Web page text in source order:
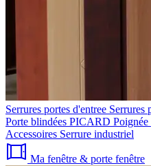
Serrures portes d'entree Serrures
Porte blindées PICARD
Accessoires Serrure industriel
Ma fenêtre & porte fenêtre